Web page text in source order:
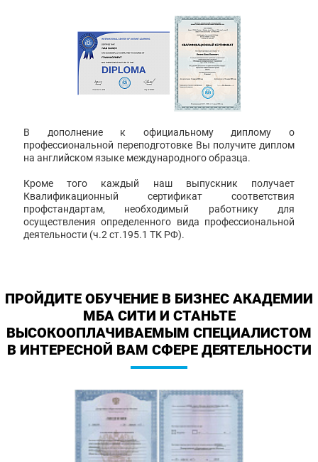
В дополнение к официальному диплому о
профессиональной переподготовке Вы получите диплом
на английском языке международного образца.
Кроме того каждый наш выпускник получает
Квалификационный сертификат соответствия
профстандартам, необходимый работнику для
осуществления определенного вида профессиональной
деятельности (ч.2 ст.195.1 ТК РФ).
ПРОЙДИТЕ ОБУЧЕНИЕ В БИЗНЕС АКАДЕМИИ
МБА СИТИ И СТАНЬТЕ
ВЫСОКООПЛАЧИВАЕМЫМ СПЕЦИАЛИСТОМ
В ИНТЕРЕСНОЙ ВАМ СФЕРЕ ДЕЯТЕЛЬНОСТИ